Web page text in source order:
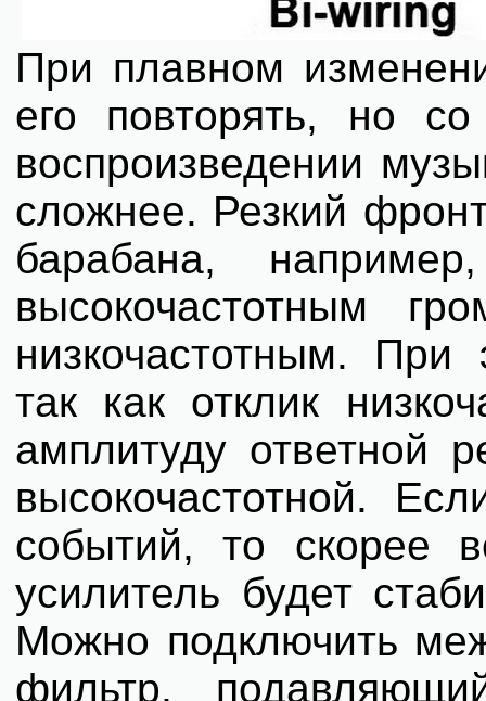
При плавном
его повторять, но
воспроизведении
сложнее. Резкий
барабана,
высокочастотным
низкочастотным.
так как отклик
амплитуду ответной
высокочастотной.
событий, то скорее
усилитель будет
Можно подключить
фильтр,